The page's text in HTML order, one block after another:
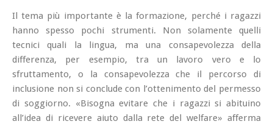
Il tema più importante è la formazione, perché i ragazzi
hanno spesso pochi strumenti. Non solamente quelli
tecnici quali la lingua, ma una consapevolezza della
differenza, per esempio, tra un lavoro vero e lo
sfruttamento, o la consapevolezza che il percorso di
inclusione non si conclude con l’ottenimento del permesso
di soggiorno. «Bisogna evitare che i ragazzi si abituino
all’idea di ricevere aiuto dalla rete del welfare» afferma